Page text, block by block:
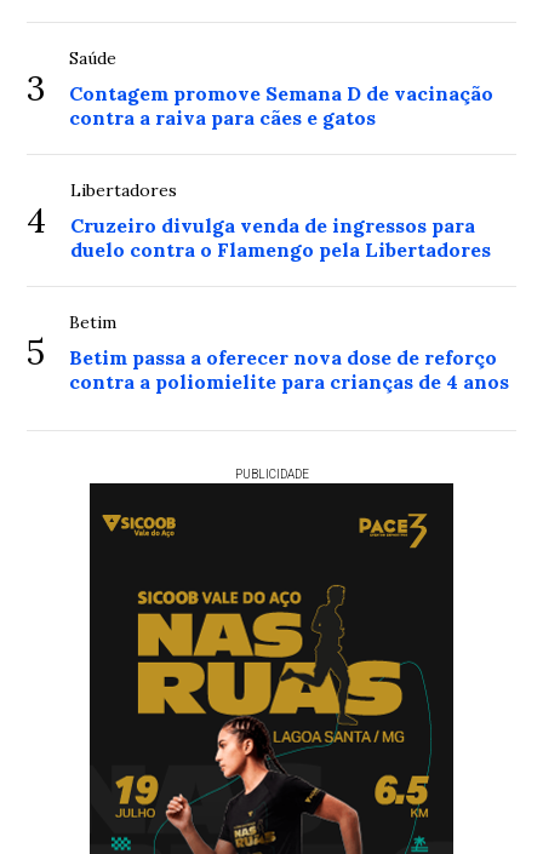
3
Saúde
Contagem promove Semana D de vacinação
contra a raiva para cães e gatos
4
Libertadores
Cruzeiro divulga venda de ingressos para
duelo contra o Flamengo pela Libertadores
5
Betim
Betim passa a oferecer nova dose de reforço
contra a poliomielite para crianças de 4 anos
PUBLICIDADE